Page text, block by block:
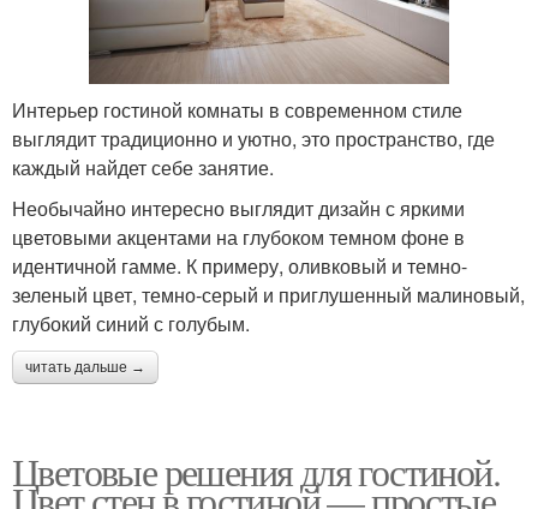
Интерьер гостиной комнаты в современном стиле
выглядит традиционно и уютно, это пространство, где
каждый найдет себе занятие.
Необычайно интересно выглядит дизайн с яркими
цветовыми акцентами на глубоком темном фоне в
идентичной гамме. К примеру, оливковый и темно-
зеленый цвет, темно-серый и приглушенный малиновый,
глубокий синий с голубым.
читать дальше →
Цветовые решения для гостиной.